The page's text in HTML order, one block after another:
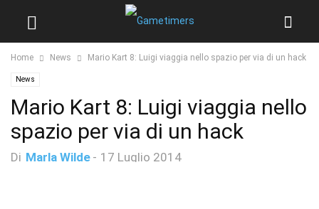
Home News Mario Kart 8: Luigi viaggia nello spazio per via di un hack
News
Mario Kart 8: Luigi viaggia nello
spazio per via di un hack
Di Marla Wilde - 17 Luglio 2014